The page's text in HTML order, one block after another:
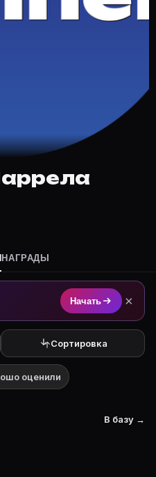
Прамодх
Planner: https://movie-
Биография и роли на
Прамодх Маррела?
planner.ru/s/
НАГРАДЫ
Начать ×
Сортировка
оценили
В базу →